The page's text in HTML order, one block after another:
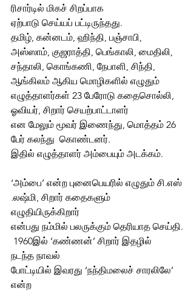
ரிசார்டில் மிகச் சிறப்பாக
ஏற்பாடு செய்யப் பட்டிருந்தது.
தமிழ், கன்னடம், ஹிந்தி, பஞ்சாபி,
அஸ்ஸாம், குஜராத்தி, பெங்காலி, மைதிலி,
சந்தாலி, கொங்கணி, நேபாளி, சிந்தி,
ஆங்கிலம் ஆகிய மொழிகளில் எழுதும்
எழுத்தாளர்கள் 23 பேரோடு கதைசொல்லி,
ஓவியர், சிறார் செயற்பாட்டாளர்
என மேலும் மூவர் இணைந்து, மொத்தம் 26
பேர் கலந்து  கொண்டனர்.
இதில் எழுத்தாளர் அம்பையும் அடக்கம்.
‘அம்பை’ என்ற புனைபெயரில் எழுதும் சி.எஸ்
.லஷ்மி, சிறார் கதைகளும்
எழுதியிருக்கிறார்
என்பது நம்மில் பலருக்கும் தெரியாத செய்தி.
1960இல் ‘கண்ணன்’ சிறார் இதழில்
நடந்த நாவல்
போட்டியில் இவரது ‘நந்திமலைச் சாரலிலே’
என்ற